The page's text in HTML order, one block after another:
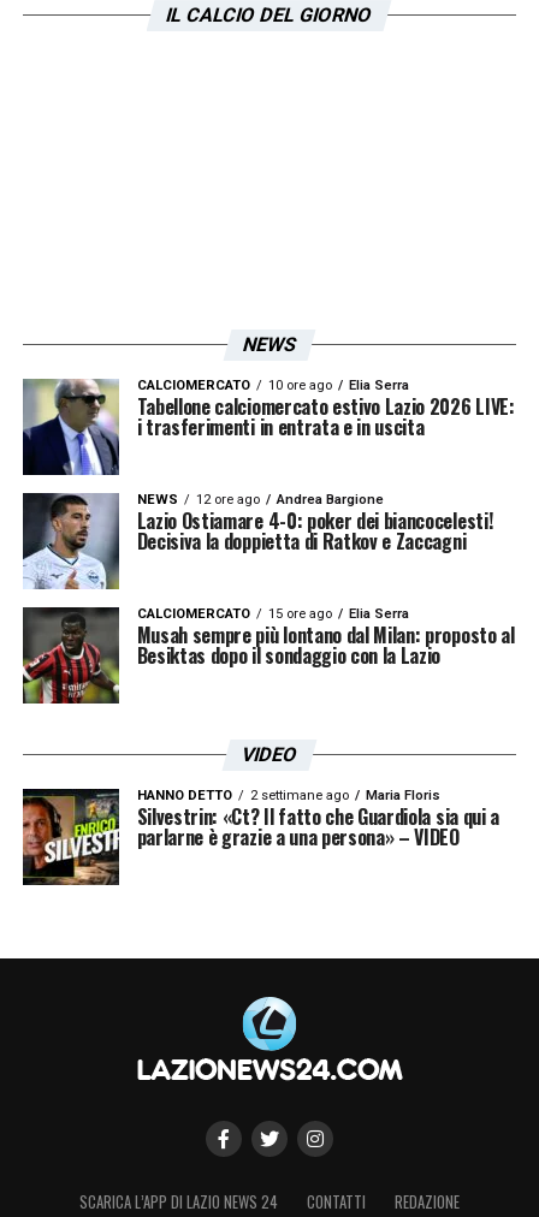
essere il Sassuolo (al momento quinto), il
IL CALCIO DEL GIORNO
NEWS
CALCIOMERCATO 10 ore ago Elia Serra
Tabellone calciomercato estivo Lazio 2026 LIVE:
i trasferimenti in entrata e in uscita
NEWS 12 ore ago Andrea Bargione
Lazio Ostiamare 4-0: poker dei biancocelesti!
Decisiva la doppietta di Ratkov e Zaccagni
CALCIOMERCATO 15 ore ago Elia Serra
Musah sempre più lontano dal Milan: proposto al
Besiktas dopo il sondaggio con la Lazio
VIDEO
HANNO DETTO 2 settimane ago Maria Floris
Silvestrin: «Ct? Il fatto che Guardiola sia qui a
parlarne è grazie a una persona» – VIDEO
SCARICA L’APP DI LAZIO NEWS 24 CONTATTI REDAZIONE